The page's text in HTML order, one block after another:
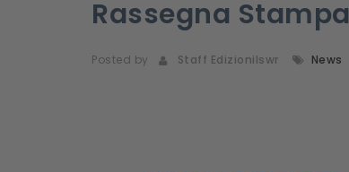
Rassegna Stampa
Posted by Staff Edizionilswr News